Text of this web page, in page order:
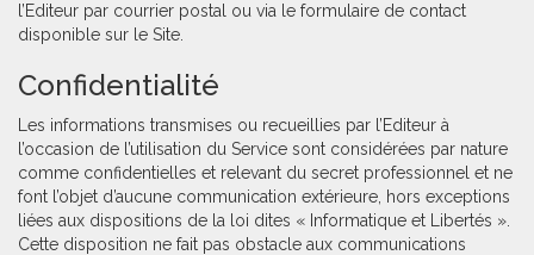
l’Editeur par courrier postal ou via le formulaire de contact
disponible sur le Site.
Confidentialité
Les informations transmises ou recueillies par l’Editeur à
l’occasion de l’utilisation du Service sont considérées par nature
comme confidentielles et relevant du secret professionnel et ne
font l’objet d’aucune communication extérieure, hors exceptions
liées aux dispositions de la loi dites « Informatique et Libertés ».
Cette disposition ne fait pas obstacle aux communications